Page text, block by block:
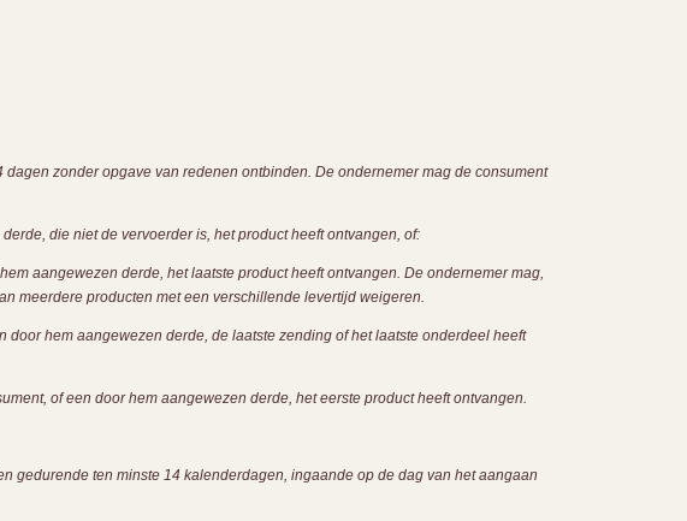
zonder opgave van redenen ontbinden. De ondernemer mag de consument
die niet de vervoerder is, het product heeft ontvangen, of:
aangewezen derde, het laatste product heeft ontvangen. De ondernemer mag,
meerdere producten met een verschillende levertijd weigeren.
hem aangewezen derde, de laatste zending of het laatste onderdeel heeft
of een door hem aangewezen derde, het eerste product heeft ontvangen.
gedurende ten minste 14 kalenderdagen, ingaande op de dag van het aangaan